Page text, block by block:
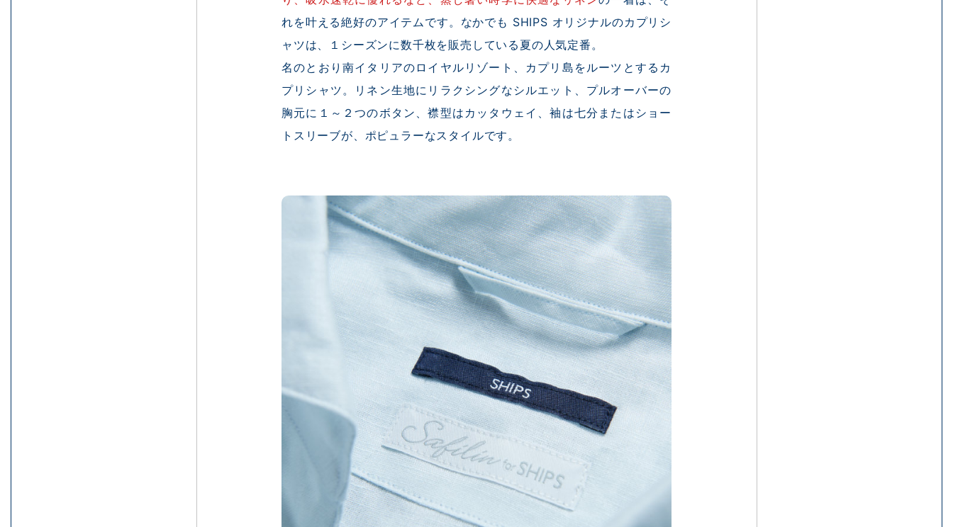
れを叶える絶好のアイテムです。なかでも SHIPS オリジナルのカプリシ
ャツは、１シーズンに数千枚を販売している夏の人気定番。
名のとおり南イタリアのロイヤルリゾート、カプリ島をルーツとするカ
プリシャツ。リネン生地にリラクシングなシルエット、プルオーバーの
胸元に１～２つのボタン、襟型はカッタウェイ、袖は七分またはショー
トスリーブが、ポピュラーなスタイルです。